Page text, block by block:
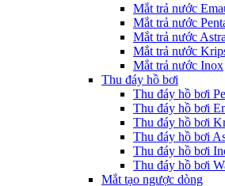
Mắt trả nước
Mắt trả nước
Mắt trả nước
Mắt trả nước
Mắt trả nước Inox
Thu đáy hồ bơi
Thu đáy hồ bơi
Thu đáy hồ bơi
Thu đáy hồ bơi
Thu đáy hồ bơi
Thu đáy hồ bơi
Thu đáy hồ bơi
Mắt tạo ngược dòng